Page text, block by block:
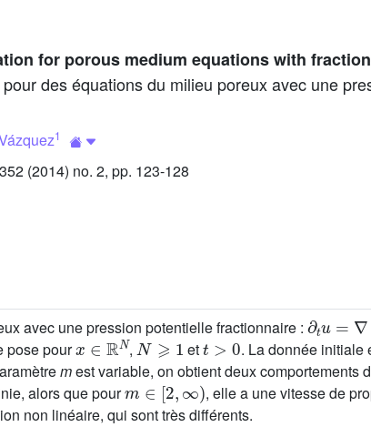
for porous medium equations with
des équations du milieu poreux avec une
1
(2014) no. 2, pp. 123-128
avec une pression potentielle fractionnaire :
∂tu=∇⋅(
pose pour
x∈RN
,
N⩾1
et
t>0
. La donnée initiale
mest variable, on obtient deux comportements
alors que pour
m∈[2,∞)
, elle a une vitesse de
non linéaire, qui sont très différents.